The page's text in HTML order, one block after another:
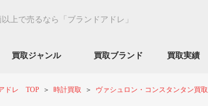
以上で売るなら 「ブランドアドレ」
買取ジャンル 買取ブランド 買取実績
ドレ TOP 時計買取 ヴァシュロン・コンスタンタン買取